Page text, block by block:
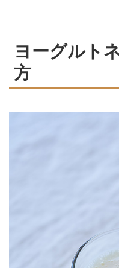
ヨーグルト
方